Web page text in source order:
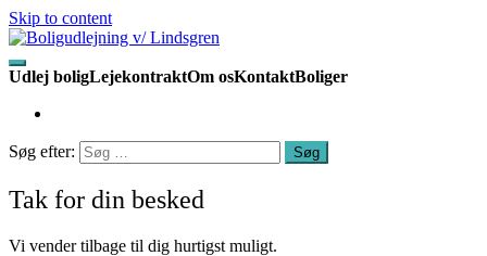
Skip to content
Toggle
mobile
Udlej boligLejekontraktOm osKontaktBoliger
Søg efter:
Tak for din besked
Vi vender tilbage til dig hurtigst muligt.